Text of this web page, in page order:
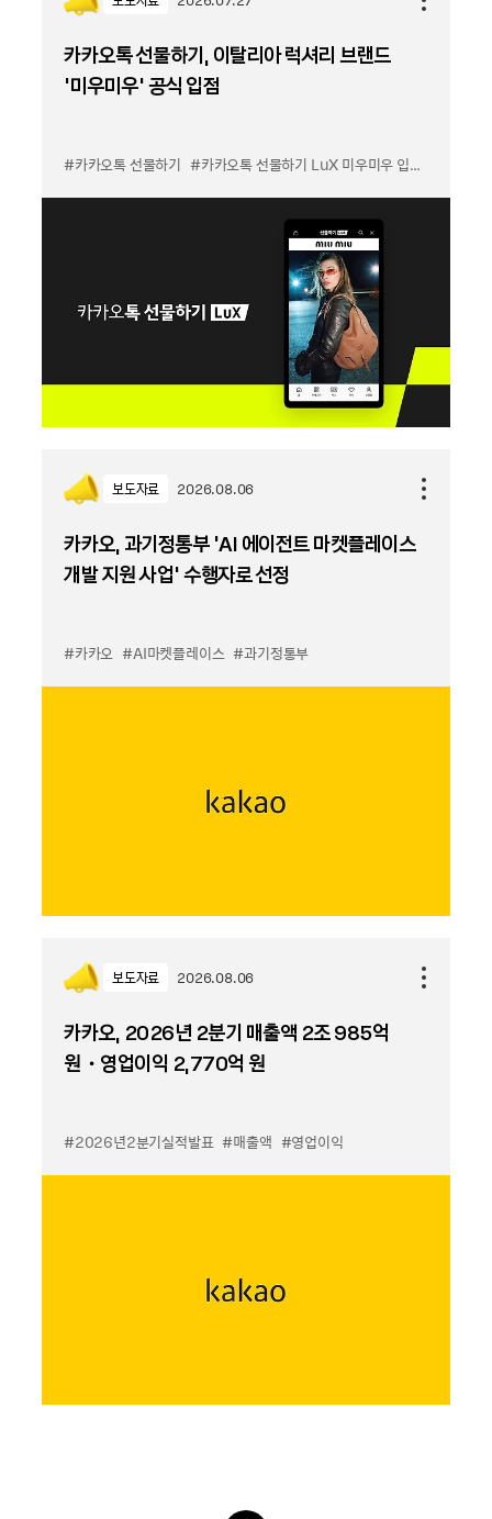
카카오톡 선물하기, 이탈리아 럭셔리 브랜드
'미우미우' 공식 입점
#카카오톡 선물하기 #카카오톡 선물하기 LuX 미우미우 입점
보도자료 2026.08.06
카카오, 과기정통부 ‘AI 에이전트 마켓플레이스
개발 지원 사업’ 수행자로 선정
#카카오 #AI마켓플레이스 #과기정통부
보도자료 2026.08.06
카카오, 2026년 2분기 매출액 2조 985억
원・영업이익 2,770억 원
#2026년2분기실적발표 #매출액 #영업이익